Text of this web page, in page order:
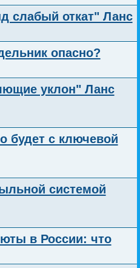
слабый откат" Ланс
опасно?
уклон" Ланс
будет с ключевой
системой
в России: что